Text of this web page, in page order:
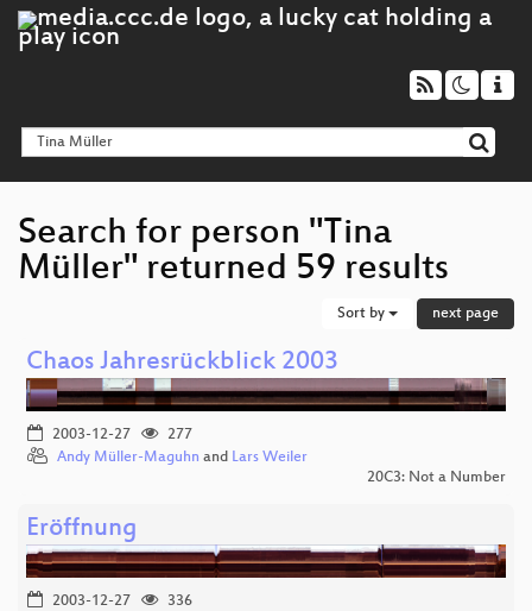
Search for person "Tina
Müller" returned 59 results
Sort by next page
Chaos Jahresrückblick 2003
2003-12-27
277
Andy Müller-Maguhn and Lars Weiler
20C3: Not a Number
Eröffnung
2003-12-27
336